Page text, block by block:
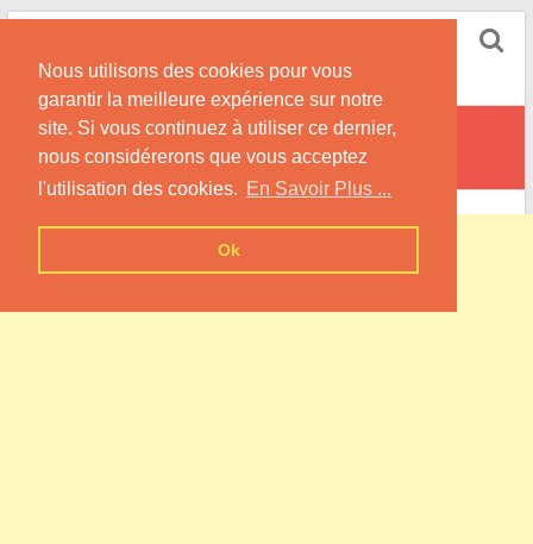
Nous utilisons des cookies pour vous
garantir la meilleure expérience sur notre
site. Si vous continuez à utiliser ce dernier,
nous considérerons que vous acceptez
l'utilisation des cookies. En Savoir Plus ...
Ok
Skip
content
Informations sur les Pompes à Chaleur
Voiscreville